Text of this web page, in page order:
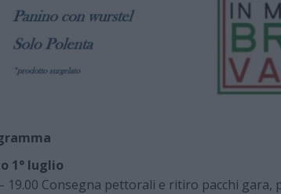
1° luglio
19.00 Consegna pettorali e ritiro pacchi gara,